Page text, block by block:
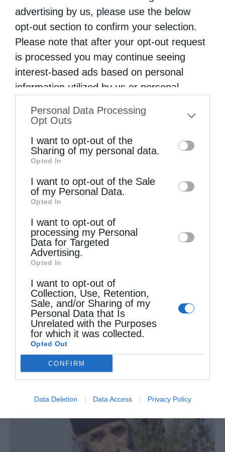
advertising by us, please use the below
opt-out section to confirm your selection.
Please note that after your opt-out request
is processed you may continue seeing
interest-based ads based on personal
information utilized by us or personal
to your opt-out. You may separately opt-out
information by third parties on the IAB’s list
of downstream participants. This
information may also be disclosed by us to
third parties on theIAB’s List of
Downstream Participants
disclose it to other third parties.
Personal Data Processing
Opt Outs
I want to opt-out of the
Sharing of my personal data.
Opted In
I want to opt-out of the Sale
of my Personal Data.
Opted In
I want to opt-out of
processing my Personal
Data for Targeted
Advertising.
Opted In
I want to opt-out of
Collection, Use, Retention,
Sale, and/or Sharing of my
Personal Data that Is
Unrelated with the Purposes
for which it was collected.
Opted Out
CONFIRM
Data Deletion Data Access Privacy Policy
Επόμενο άρθρο
Η Σύλληψη του Χριστού
ΔΕΙΤΕ ΕΠΙΣΗΣ
Όσα πρέπει να γνωρίζουμε για τη νηστεία του...
Άγιος Παΐσιος: Η γλυκύτητα της πνευματικής ζωής